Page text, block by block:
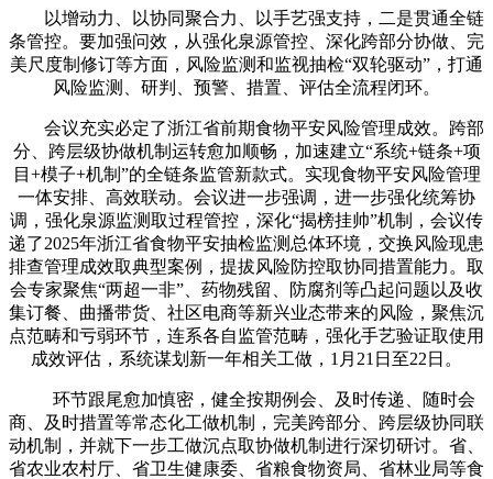
以增动力、以协同聚合力、以手艺强支持，二是贯通全链
条管控。要加强问效，从强化泉源管控、深化跨部分协做、完
美尺度制修订等方面，风险监测和监视抽检“双轮驱动”，打通
风险监测、研判、预警、措置、评估全流程闭环。
会议充实必定了浙江省前期食物平安风险管理成效。跨部
分、跨层级协做机制运转愈加顺畅，加速建立“系统+链条+项
目+模子+机制”的全链条监管新款式。实现食物平安风险管理
一体安排、高效联动。会议进一步强调，进一步强化统筹协
调，强化泉源监测取过程管控，深化“揭榜挂帅”机制，会议传
递了2025年浙江省食物平安抽检监测总体环境，交换风险现患
排查管理成效取典型案例，提拔风险防控取协同措置能力。取
会专家聚焦“两超一非”、药物残留、防腐剂等凸起问题以及收
集订餐、曲播带货、社区电商等新兴业态带来的风险，聚焦沉
点范畴和亏弱环节，连系各自监管范畴，强化手艺验证取使用
成效评估，系统谋划新一年相关工做，1月21日至22日。
环节跟尾愈加慎密，健全按期例会、及时传递、随时会
商、及时措置等常态化工做机制，完美跨部分、跨层级协同联
动机制，并就下一步工做沉点取协做机制进行深切研讨。省、
省农业农村厅、省卫生健康委、省粮食物资局、省林业局等食